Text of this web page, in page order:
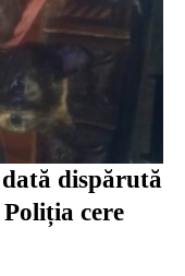
dispărută
Poliția cere